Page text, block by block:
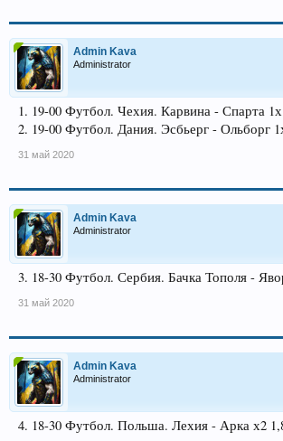
Admin Kava
Administrator
1. 19-00 Футбол. Чехия. Карвина - Спарта
2. 19-00 Футбол. Дания. Эсбьерг - Ольборг
31 май 2020
Admin Kava
Administrator
3. 18-30 Футбол. Сербия. Бачка Тополя -
31 май 2020
Admin Kava
Administrator
4. 18-30 Футбол. Польша. Лехия - Арка х2